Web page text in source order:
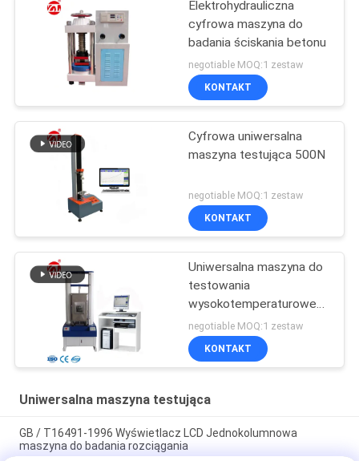
Elektrohydrauliczna
cyfrowa maszyna do
badania ściskania betonu
negotiable MOQ:1 zestaw
KONTAKT
Cyfrowa uniwersalna
maszyna testująca 500N
negotiable MOQ:1 zestaw
KONTAKT
Uniwersalna maszyna do
testowania
wysokotemperaturowego
serwomechanizmu
komputera
stacjonarnego
negotiable MOQ:1 zestaw
KONTAKT
Uniwersalna maszyna testująca
GB / T16491-1996 Wyświetlacz LCD Jednokolumnowa
maszyna do badania rozciągania